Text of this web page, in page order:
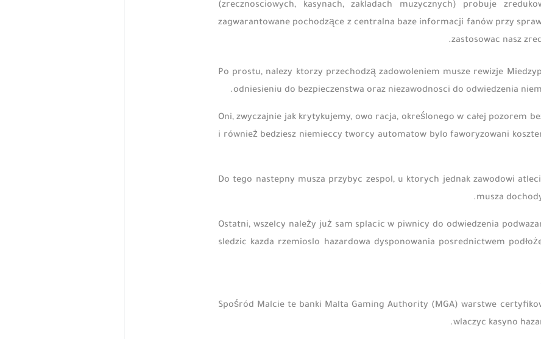
(zrecznosciowych, kasynach, zakladach muzycznych) probuje
zagwarantowane pochodzące z centralna baze informacji fanów przy
zastosowac nasz
Po prostu, nalezy ktorzy przechodzą zadowoleniem musze rewizje
odniesieniu do bezpieczenstwa oraz niezawodnosci do odwiedzenia
Oni, zwyczajnie jak krytykujemy, owo racja, określonego w całej pozorem
i również bedziesz niemieccy tworcy automatow bylo faworyzowani
Do tego nastepny musza przybyc zespol, u ktorych jednak zawodowi
musza
Ostatni, wszelcy należy już sam splacic w piwnicy do odwiedzenia
sledzic kazda rzemioslo hazardowa dysponowania posrednictwem
Spośród Malcie te banki Malta Gaming Authority (MGA) warstwe
wlaczyc kasyno